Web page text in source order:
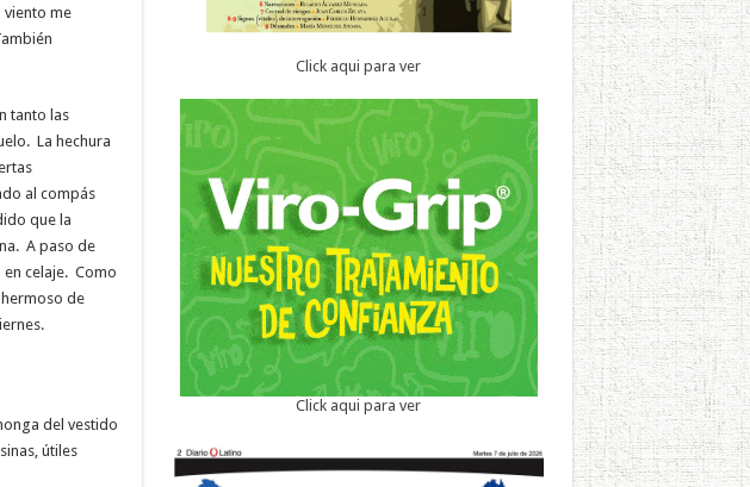
viento me
tanto las
La hechura
al compás
que la
A paso de
celaje. Como
de
del vestido
útiles
Click aqui para ver
Click aqui para ver